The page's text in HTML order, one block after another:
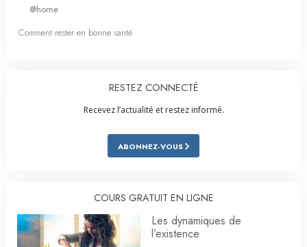
@home
Comment rester en bonne santé
RESTEZ CONNECTÉ
Recevez l’actualité et restez informé.
ABONNEZ-VOUS
COURS GRATUIT EN LIGNE
Les dynamiques de
l’existence